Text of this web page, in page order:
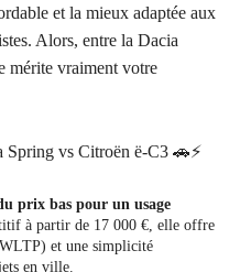
et la mieux adaptée aux
Alors, entre la Dacia
mérite vraiment votre
Spring vs Citroën ë-C3 🚗⚡
prix bas pour un usage
à partir de 17 000 €, elle offre
et une simplicité
en ville.